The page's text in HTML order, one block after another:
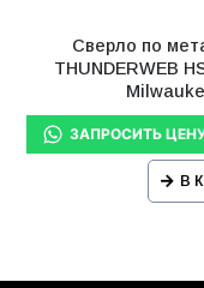
Сверло по
THUNDERWEB
В